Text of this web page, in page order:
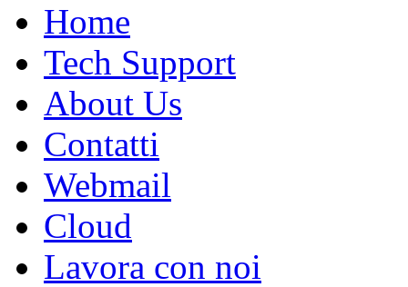
Home
Tech Support
About Us
Contatti
Webmail
Cloud
Lavora con noi